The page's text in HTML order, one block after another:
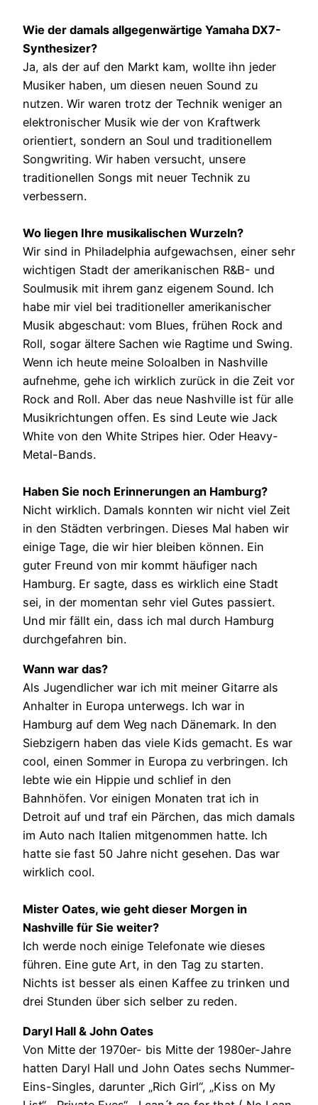
Wie der damals allgegenwärtige Yamaha DX7-
Synthesizer?
Ja, als der auf den Markt kam, wollte ihn jeder
Musiker haben, um diesen neuen Sound zu
nutzen. Wir waren trotz der Technik weniger an
elektronischer Musik wie der von Kraftwerk
orientiert, sondern an Soul und traditionellem
Songwriting. Wir haben versucht, unsere
traditionellen Songs mit neuer Technik zu
verbessern.
Wo liegen Ihre musikalischen Wurzeln?
Wir sind in Philadelphia aufgewachsen, einer sehr
wichtigen Stadt der amerikanischen R&B- und
Soulmusik mit ihrem ganz eigenem Sound. Ich
habe mir viel bei traditioneller amerikanischer
Musik abgeschaut: vom Blues, frühen Rock and
Roll, sogar ältere Sachen wie Ragtime und Swing.
Wenn ich heute meine Soloalben in Nashville
aufnehme, gehe ich wirklich zurück in die Zeit vor
Rock and Roll. Aber das neue Nashville ist für alle
Musikrichtungen offen. Es sind Leute wie Jack
White von den White Stripes hier. Oder Heavy-
Metal-Bands.
Haben Sie noch Erinnerungen an Hamburg?
Nicht wirklich. Damals konnten wir nicht viel Zeit
in den Städten verbringen. Dieses Mal haben wir
einige Tage, die wir hier bleiben können. Ein
guter Freund von mir kommt häufiger nach
Hamburg. Er sagte, dass es wirklich eine Stadt
sei, in der momentan sehr viel Gutes passiert.
Und mir fällt ein, dass ich mal durch Hamburg
durchgefahren bin.
Wann war das?
Als Jugendlicher war ich mit meiner Gitarre als
Anhalter in Europa unterwegs. Ich war in
Hamburg auf dem Weg nach Dänemark. In den
Siebzigern haben das viele Kids gemacht. Es war
cool, einen Sommer in Europa zu verbringen. Ich
lebte wie ein Hippie und schlief in den
Bahnhöfen. Vor einigen Monaten trat ich in
Detroit auf und traf ein Pärchen, das mich damals
im Auto nach Italien mitgenommen hatte. Ich
hatte sie fast 50 Jahre nicht gesehen. Das war
wirklich cool.
Mister Oates, wie geht dieser Morgen in
Nashville für Sie weiter?
Ich werde noch einige Telefonate wie dieses
führen. Eine gute Art, in den Tag zu starten.
Nichts ist besser als einen Kaffee zu trinken und
drei Stunden über sich selber zu reden.
Daryl Hall & John Oates
Von Mitte der 1970er- bis Mitte der 1980er-Jahre
hatten Daryl Hall und John Oates sechs Nummer-
Eins-Singles, darunter „Rich Girl“, „Kiss on My